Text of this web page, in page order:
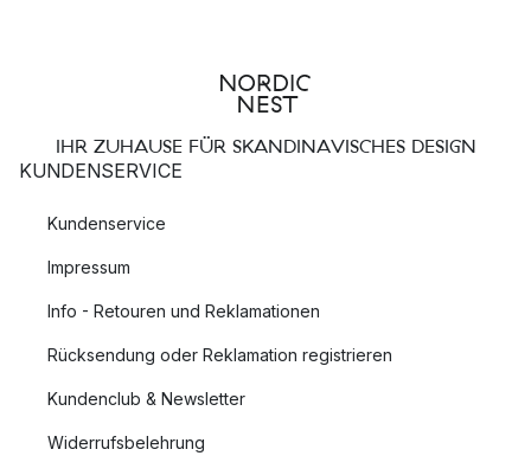
IHR ZUHAUSE FÜR SKANDINAVISCHES DESIGN
KUNDENSERVICE
Kundenservice
Impressum
Info - Retouren und Reklamationen
Rücksendung oder Reklamation registrieren
Kundenclub & Newsletter
Widerrufsbelehrung